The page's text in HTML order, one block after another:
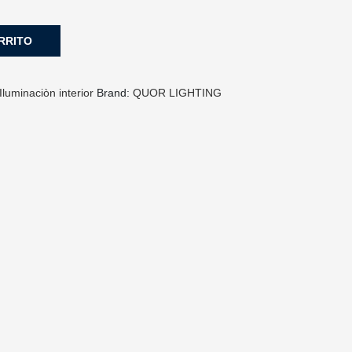
Iluminaciòn interior Brand:QUOR LIGHTING